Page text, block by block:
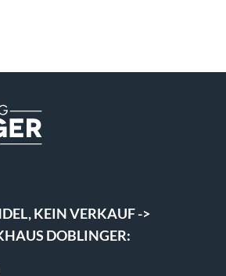
KEIN VERKAUF ->
DOBLINGER: